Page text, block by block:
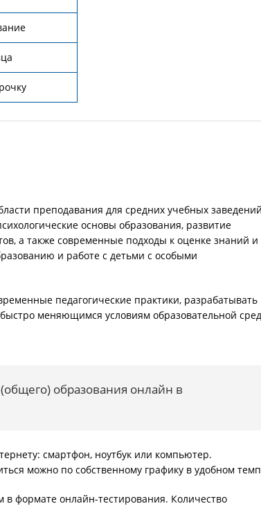
преподавания для средних учебных
основы образования, развитие
а также современные подходы к оценке знаний и
и работе с детьми с особыми
педагогические практики, разрабатывать
меняющимся условиям образовательной
образования онлайн в
смартфон, ноутбук или компьютер.
можно по собственному графику в удобном
в формате онлайн-тестирования. Количество